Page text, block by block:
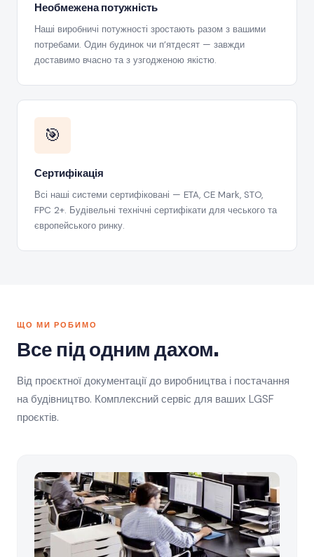
Необмежена потужність
Наші виробничі потужності зростають разом з вашими
потребами. Один будинок чи п’ятдесят — завжди
доставимо вчасно та з узгодженою якістю.
🎯
Сертифікація
Всі наші системи сертифіковані — ETA, CE Mark, STO,
FPC 2+. Будівельні технічні сертифікати для чеського та
європейського ринку.
ЩО МИ РОБИМО
Все під одним дахом.
Від проєктної документації до виробництва і постачання
на будівництво. Комплексний сервіс для ваших LGSF
проєктів.